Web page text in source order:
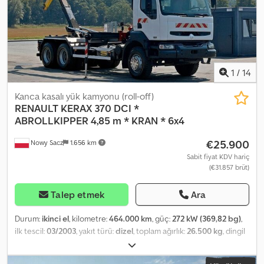
EBADI: 315/70R22,5 ÖN: YAYLI ARKA: HAVA SÜSPANSİYONLU VİNÇ:
FASSI F120B.2.22 + UZAKTAN KUMANDA TEL: KUBA - POLONYACA,
İNGİLİZCE, ALMANCA, İTALYANCA SEBASTIAN - POLONYACA,
ALMANCA, İTALYANCA, ????? LASZLO - MACARCA COSTEL -
ROMENCE (Romence, ihracat için gerekli tüm işlemleri, numara
dahil, yapıyoruz) RADEK - ????? : 1741
1 / 14
Nowy Sacz 1.656 km
Kanca kasalı yük kamyonu (roll-off)
RENAULT KERAX 370 DCI *
ABROLLKIPPER 4,85 m * KRAN * 6x4
€25.900
Sabit fiyat KDV hariç
(€31.857 brüt)
Talep etmek Ara
Durum: ikinci el, kilometre:464.000 km, güç:272 kW (369,82 bg),
ilk tescil:03/2003, yakıt türü:dizel, toplam ağırlık:26.500 kg, dingil
beyaz
alanı uzunluğu:4.850 mm, yükleme alanı genişliği:1.400 mm,